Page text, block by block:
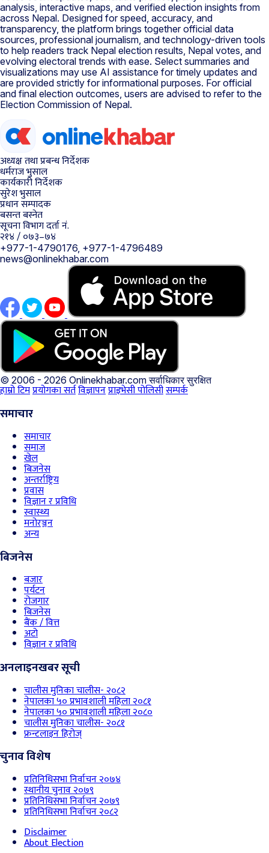
analysis, interactive maps, and verified election insights from
across Nepal. Designed for speed, accuracy, and
transparency, the platform brings together official data
sources, professional journalism, and technology-driven tools
to help readers track Nepal election results, Nepal votes, and
evolving electoral trends with ease. Select summaries and
visualizations may use AI assistance for timely updates and
are provided strictly for informational purposes. For official
and final election outcomes, users are advised to refer to the
Election Commission of Nepal.
अध्यक्ष तथा प्रबन्ध निर्देशक
धर्मराज भुसाल
कार्यकारी निर्देशक
सुरेश भुसाल
प्रधान सम्पादक
बसन्त बस्नेत
सूचना विभाग दर्ता नं.
२१४ / ०७३–७४
+977-1-4790176, +977-1-4796489
news@onlinekhabar.com
© 2006 - 2026 Onlinekhabar.comसर्वाधिकार सुरक्षित
हाम्रो टिमप्रयोगका सर्तविज्ञापनप्राइभेसी पोलिसीसम्पर्क
समाचार
समाचार
समाज
खेल
बिजनेस
अन्तर्राष्ट्रिय
प्रवास
विज्ञान र प्रविधि
स्वास्थ्य
मनोरञ्जन
अन्य
बिजनेस
बजार
पर्यटन
रोजगार
बिजनेस
बैंक / वित्त
अटो
विज्ञान र प्रविधि
अनलाइनखबर सूची
चालीस मुनिका चालीस- २०८२
नेपालका ५० प्रभावशाली महिला २०८१
नेपालका ५० प्रभावशाली महिला २०८०
चालीस मुनिका चालीस- २०८१
फ्रन्टलाइन हिरोज्
चुनाव विशेष
प्रतिनिधिसभा निर्वाचन २०७४
स्थानीय चुनाव २०७९
प्रतिनिधिसभा निर्वाचन २०७९
प्रतिनिधिसभा निर्वाचन २०८२
Disclaimer
About Election